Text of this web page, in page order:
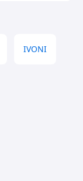
IVONI